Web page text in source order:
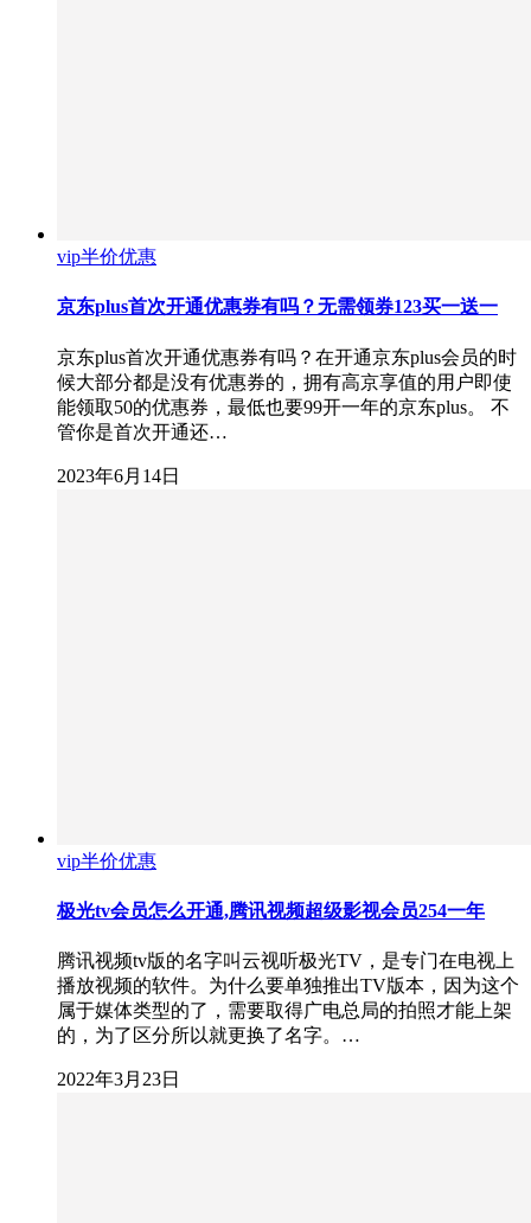
vip半价优惠
京东plus首次开通优惠券有吗？无需领券123买一送一
京东plus首次开通优惠券有吗？在开通京东plus会员的时
候大部分都是没有优惠券的，拥有高京享值的用户即使
能领取50的优惠券，最低也要99开一年的京东plus。 不
管你是首次开通还…
2023年6月14日
vip半价优惠
极光tv会员怎么开通,腾讯视频超级影视会员254一年
腾讯视频tv版的名字叫云视听极光TV，是专门在电视上
播放视频的软件。为什么要单独推出TV版本，因为这个
属于媒体类型的了，需要取得广电总局的拍照才能上架
的，为了区分所以就更换了名字。…
2022年3月23日